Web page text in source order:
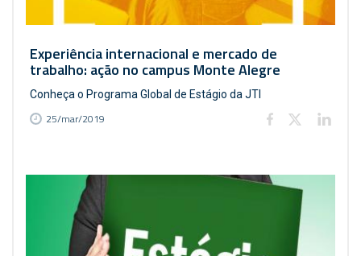
Experiência internacional e mercado de
trabalho: ação no campus Monte Alegre
Conheça o Programa Global de Estágio da JTI
25/mar/2019